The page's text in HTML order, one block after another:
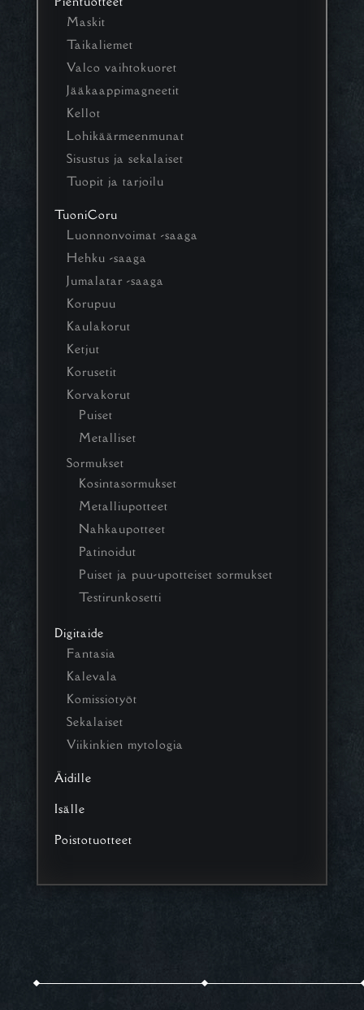
Maskit
Taikaliemet
Valco vaihtokuoret
Jääkaappimagneetit
Kellot
Lohikäärmeenmunat
Sisustus ja sekalaiset
Tuopit ja tarjoilu
TuoniCoru
Luonnonvoimat -saaga
Hehku -saaga
Jumalatar -saaga
Korupuu
Kaulakorut
Ketjut
Korusetit
Korvakorut
Puiset
Metalliset
Sormukset
Kosintasormukset
Metalliupotteet
Nahkaupotteet
Patinoidut
Puiset ja puu-upotteiset sormukset
Testirunkosetti
Digitaide
Fantasia
Kalevala
Komissiotyöt
Sekalaiset
Viikinkien mytologia
Äidille
Isälle
Poistotuotteet